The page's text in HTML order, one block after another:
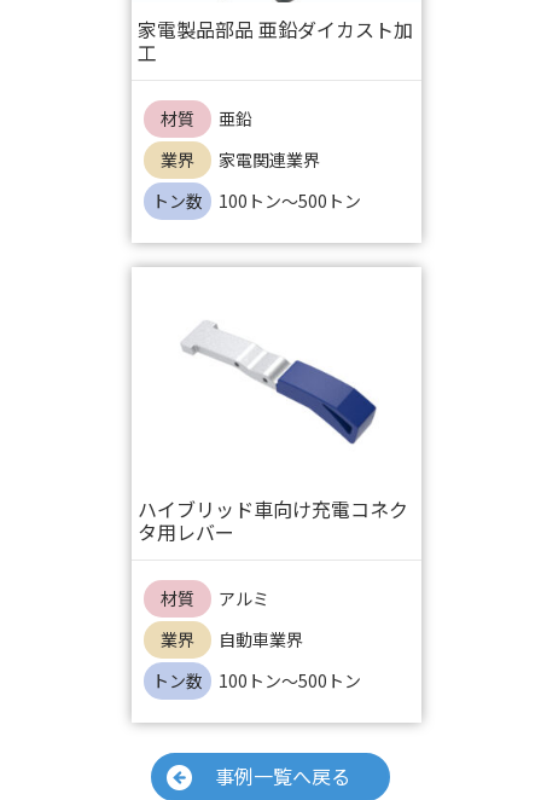
家電製品部品 亜鉛ダイカスト加
工
材質
亜鉛
業界
家電関連業界
トン数
100トン～500トン
ハイブリッド車向け充電コネク
タ用レバー
材質
アルミ
業界
自動車業界
トン数
100トン～500トン
事例一覧へ戻る